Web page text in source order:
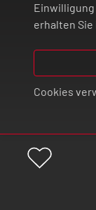
erhalten
Cookies